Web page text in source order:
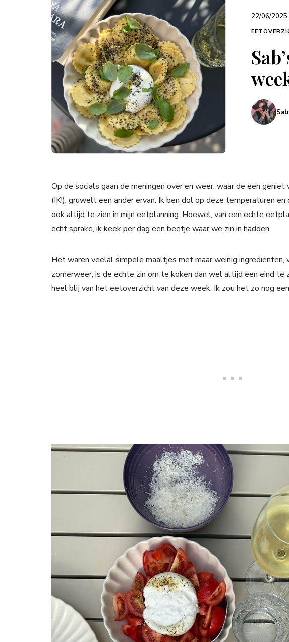
22/06/2025
Op de socials gaan de meningen over en weer: waar de een
(IK!), gruwelt een ander ervan. Ik ben dol op deze temperaturen
ook altijd te zien in mijn eetplanning. Hoewel, van een echte
echt sprake, ik keek per dag een beetje waar we zin in hadden.
Het waren veelal simpele maaltjes met maar weinig ingrediënten,
zomerweer, is de echte zin om te koken dan wel altijd een eind
heel blij van het eetoverzicht van deze week. Ik zou het zo nog